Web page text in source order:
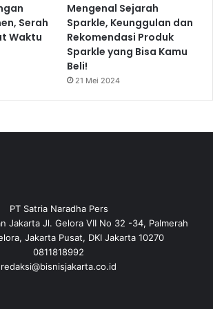
Serah
Waktu
Mengenal Sejarah
Sparkle, Keunggulan dan
Rekomendasi Produk
Sparkle yang Bisa Kamu
Beli!
21 Mei 2024
PT Satria Naradha Pers
Jakarta Jl. Gelora VII No 32 -34, Palmerah
Jakarta Pusat, DKI Jakarta 10270
0811818992
redaksi@bisnisjakarta.co.id